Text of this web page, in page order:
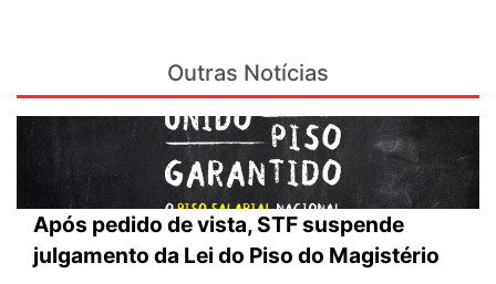
Outras Notícias
Após pedido de vista, STF suspende
julgamento da Lei do Piso do Magistério